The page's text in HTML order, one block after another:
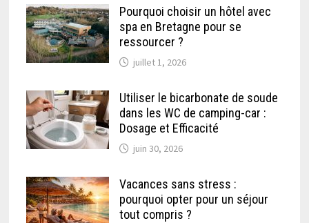
Pourquoi choisir un hôtel avec
spa en Bretagne pour se
ressourcer ?
juillet 1, 2026
Utiliser le bicarbonate de soude
dans les WC de camping-car :
Dosage et Efficacité
juin 30, 2026
Vacances sans stress :
pourquoi opter pour un séjour
tout compris ?